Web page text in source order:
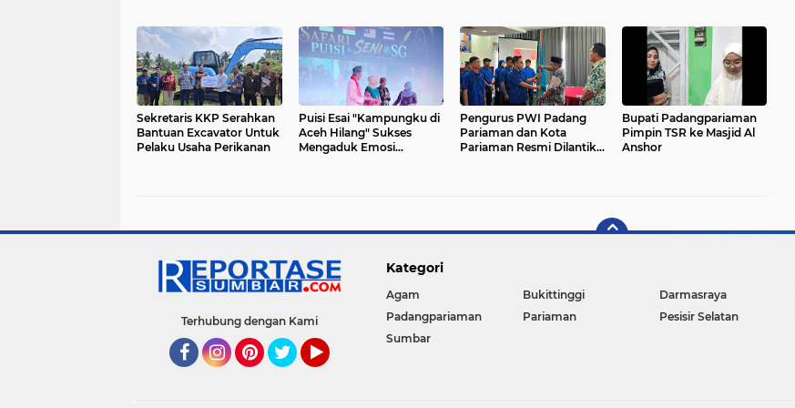
Budaya
Sekretaris KKP Serahkan
Bantuan Excavator Untuk
Pelaku Usaha Perikanan
Puisi Esai "Kampungku di
Aceh Hilang" Sukses
Mengaduk Emosi
Pengurus PWI Padang
Pariaman dan Kota
Pariaman Resmi Dilantik,
Bupati Padangpariaman
Pimpin TSR ke Masjid Al
Anshor
Terhubung dengan Kami
Kategori
Agam Bukittinggi Darmasraya
Padangpariaman
Pariaman Pesisir Selatan
Sumbar